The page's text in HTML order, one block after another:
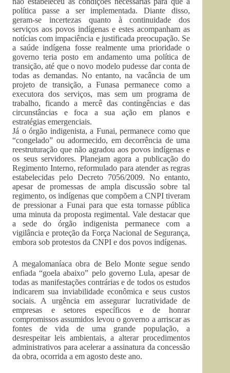
política passe a ser implementada. Diante disso,
geram-se incertezas quanto à continuidade dos
serviços aos povos indígenas e estes acompanham as
notícias com impaciência e justificada preocupação. Se
a saúde indígena fosse realmente uma prioridade o
governo teria posto em andamento uma política de
transição, até que o novo modelo pudesse dar conta de
todas as demandas. No entanto, na vacância de um
projeto de transição, a Funasa permanece como a
executora dos serviços, mas sem um programa de
trabalho, ficando a mercê das contingências e das
circunstâncias e foca a sua ação em planos e
estratégias emergenciais.
Já o órgão indigenista, a Funai, permanece como que
“congelado” ou adormecido, em decorrência de uma
reestruturação que não agradou aos povos indígenas e
os seus servidores. Planejam agora a publicação do
Regimento Interno, reformulado para atender as regras
estabelecidas pelo Decreto 7056/2009. No entanto,
apesar de promessas de ampla discussão sobre tal
regimento, os indígenas que compõem a CNPI tiveram
de pressionar a Funai para que esta tornasse pública
uma minuta da proposta regimental. Vale destacar que
a sede do órgão indigenista permanece com a
vigilância e proteção da Força Nacional de Segurança,
embora sob protestos da CNPI e dos povos indígenas.
A megalomaníaca obra de Belo Monte segue sendo
enfiada “goela abaixo” pelo governo Lula, apesar de
todas as manifestações contrárias e de todos os estudos
indicarem sua inviabilidade econômica e seus custos
sociais. A urgência em assegurar lucratividade de
empresas e setores específicos e de honrar
compromissos assumidos levou o governo a arriscar as
fontes de vida de uma grande população, a
desrespeitar leis ambientais, a alterar procedimentos
administrativos para acelerar a assinatura da concessão
da obra, ocorrida a em agosto deste ano.